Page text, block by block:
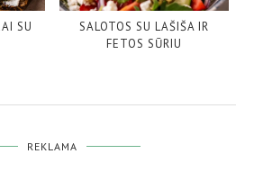
SU
SALOTOS SU LAŠIŠA IR
FETOS SŪRIU
REKLAMA